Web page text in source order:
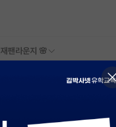
재팬라운지 🌸